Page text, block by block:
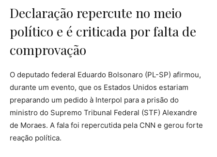
Declaração repercute no meio
político e é criticada por falta de
comprovação
O deputado federal Eduardo Bolsonaro (PL-SP) afirmou,
durante um evento, que os Estados Unidos estariam
preparando um pedido à Interpol para a prisão do
ministro do Supremo Tribunal Federal (STF) Alexandre
de Moraes. A fala foi repercutida pela CNN e gerou forte
reação política.